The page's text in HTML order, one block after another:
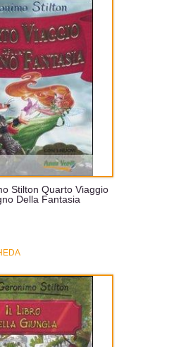
Stilton Quarto Viaggio
Della Fantasia